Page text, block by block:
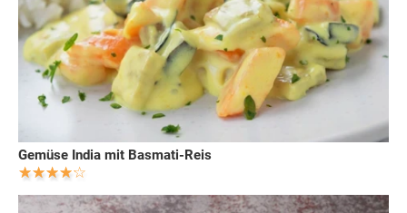
Gemüse India mit Basmati-Reis